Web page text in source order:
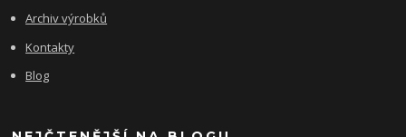
Archiv výrobků
Kontakty
Blog